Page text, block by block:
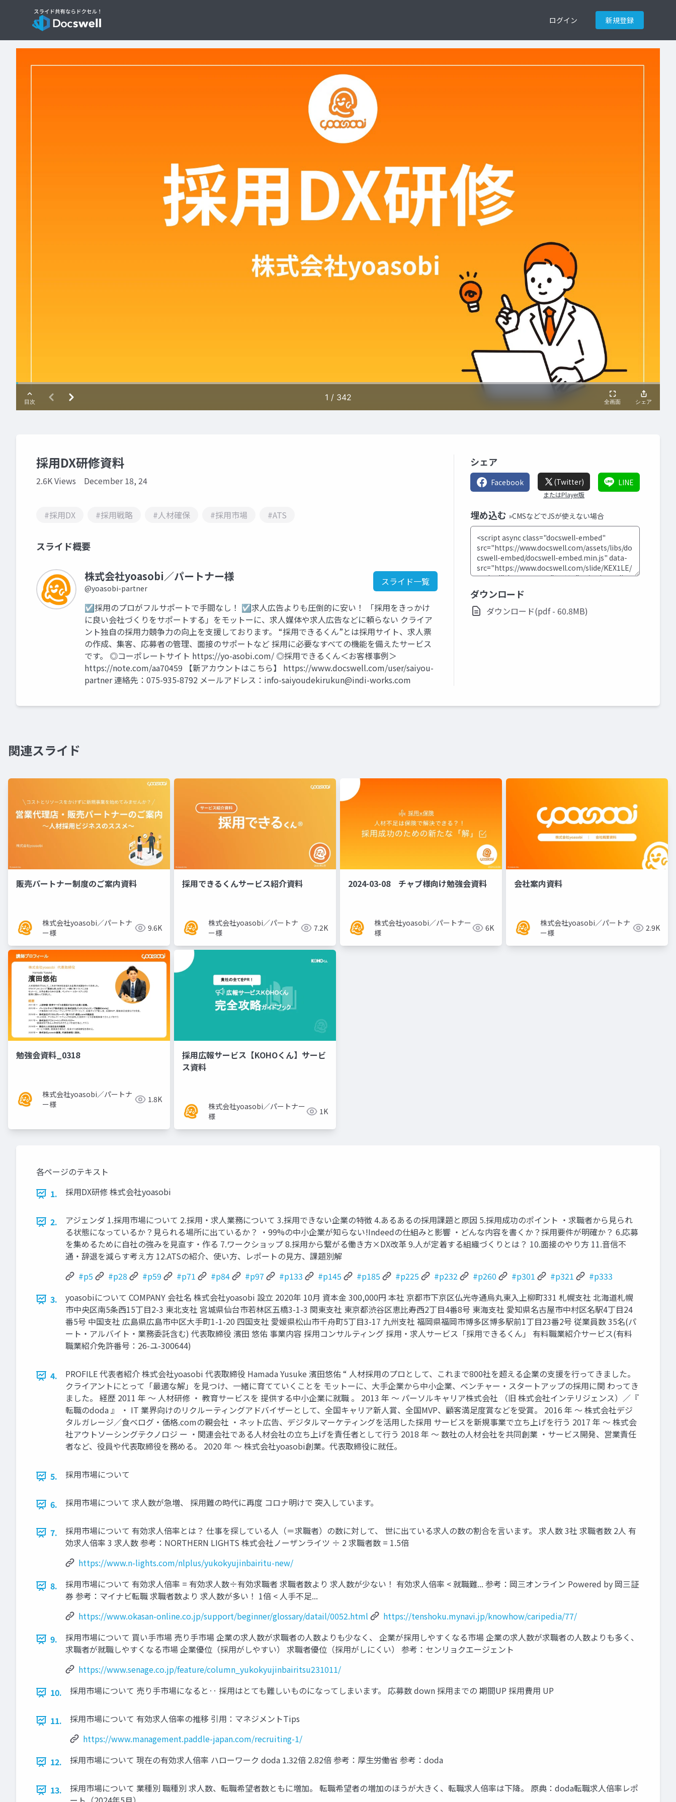
ログイン 新規登録
採用DX研修資料
2.6K Views December 18, 24
#採用DX #採用戦略 #人材確保 #採用市場 #ATS
スライド概要
株式会社yoasobi／パートナー様
@yoasobi-partner
スライド一覧
☑採用のプロがフルサポートで手間なし！ ☑求人広告よりも圧倒的に安い！ 「採用をきっかけ
に良い会社づくりをサポートする」をモットーに、求人媒体や求人広告などに頼らない クライア
ント独自の採用力競争力の向上を支援しております。 “採用できるくん”とは採用サイト、求人票
の作成、集客、応募者の管理、面接のサポートなど 採用に必要なすべての機能を備えたサービス
です。 ◎コーポレートサイト https://yo-asobi.com/ ◎採用できるくん＜お客様事例＞
https://note.com/aa70459 【新アカウントはこちら】 https://www.docswell.com/user/saiyou-
partner 連絡先：075-935-8792 メールアドレス： info-saiyoudekirukun@indi-works.com
シェア
Facebook (Twitter)
またはPlayer版
LINE
埋め込む »CMSなどでJSが使えない場合
ダウンロード
ダウンロード(pdf - 60.8MB)
関連スライド
販売パートナー制度のご案内資料
株式会社yoasobi／パートナ
ー様
9.6K
採用できるくんサービス紹介資料
株式会社yoasobi／パートナ
ー様
7.2K
2024-03-08 チャブ様向け勉強会資料
株式会社yoasobi／パートナー
様
6K
会社案内資料
株式会社yoasobi／パートナ
ー様
2.9K
勉強会資料_0318
株式会社yoasobi／パートナ
ー様
1.8K
採用広報サービス【KOHOくん】サービ
ス資料
株式会社yoasobi／パートナー
様
1K
各ページのテキスト
1.
採⽤DX研修 株式会社yoasobi
2.
アジェンダ 1.採⽤市場について 2.採⽤‧求⼈業務について 3.採⽤できない企業の特徴 4.あるあるの採⽤課題と原因 5.採⽤成功のポイント ‧求職者から⾒られ
る状態になっているか？⾒られる場所に出ているか？ ‧99%の中⼩企業が知らない!Indeedの仕組みと影響 ‧どんな内容を書くか？採⽤要件が明確か？ 6.応募
を集めるために⾃社の強みを⾒直す‧作る 7.ワークショップ 8.採⽤から繋がる働き⽅×DX改⾰ 9.⼈が定着する組織づくりとは？ 10.⾯接のやり⽅ 11.⾳信不
通‧辞退を減らす考え⽅ 12.ATSの紹介、使い⽅、レポートの⾒⽅、課題別解
#p5
#p28 #p59 #p71 #p84 #p97 #p133 #p145 #p185 #p225 #p232 #p260 #p301 #p321
#p333
3.
yoasobiについて COMPANY 会社名 株式会社yoasobi 設⽴ 2020年 10⽉ 資本⾦ 300,000円 本社 京都市下京区仏光寺通烏丸東⼊上柳町331 札幌⽀社 北海道札幌
市中央区南5条⻄15丁⽬2-3 東北⽀社 宮城県仙台市若林区五橋3-1-3 関東⽀社 東京都渋⾕区恵⽐寿⻄2丁⽬4番8号 東海⽀社 愛知県名古屋市中村区名駅4丁⽬24
番5号 中国⽀社 広島県広島市中区⼤⼿町1-1-20 四国⽀社 愛媛県松⼭市千⾈町5丁⽬3-17 九州⽀社 福岡県福岡市博多区博多駅前1丁⽬23番2号 従業員数 35名(パ
ート‧アルバイト‧業務委託含む) 代表取締役 濱⽥ 悠佑 事業内容 採⽤コンサルティング 採⽤‧求⼈サービス「採⽤できるくん」 有料職業紹介サービス(有料
職業紹介免許番号：26-ユ-300644)
4.
PROFILE 代表者紹介 株式会社yoasobi 代表取締役 Hamada Yusuke 濱⽥悠佑 “ ⼈材採⽤のプロとして、これまで800社を超える企業の⽀援を⾏ってきました。
クライアントにとって「最適な解」を⾒つけ、⼀緒に育てていくことを モットーに、⼤⼿企業から中⼩企業、ベンチャー‧スタートアップの採⽤に関 わってき
ました。 経歴 2011 年 〜 ⼈材研修 ‧ 教育サービスを 提供する中⼩企業に就職 。 2013 年 〜 パーソルキャリア株式会社 （旧 株式会社インテリジェンス）∕『
転職のdoda 』 ‧ IT 業界向けのリクルーティングアドバイザーとして、全国キャリア新⼈賞、全国MVP、顧客満⾜度賞などを受賞。 2016 年 〜 株式会社デジ
タルガレージ∕⾷べログ‧価格.comの親会社 ‧ネット広告、デジタルマーケティングを活⽤した採⽤ サービスを新規事業で⽴ち上げを⾏う 2017 年 〜 株式会
社アウトソーシングテクノロジ ー ‧関連会社である⼈材会社の⽴ち上げを責任者として⾏う 2018 年 〜 数社の⼈材会社を共同創業 ‧サービス開発、営業責任
者など、役員や代表取締役を務める。 2020 年 〜 株式会社yoasobi創業。代表取締役に就任。
5. 採⽤市場について
6. 採⽤市場について 求⼈数が急増、 採⽤難の時代に再度 コロナ明けで 突⼊しています。
7.
採⽤市場について 有効求⼈倍率とは？ 仕事を探している⼈（＝求職者）の数に対して、 世に出ている求⼈の数の割合を⾔います。 求⼈数 3社 求職者数 2⼈ 有
効求⼈倍率 3 求⼈数 参考：NORTHERN LIGHTS 株式会社ノーザンライツ ÷ 2 求職者数 = 1.5倍
https://www.n-lights.com/nlplus/yukokyujinbairitu-new/
8.
採⽤市場について 有効求⼈倍率 = 有効求⼈数÷有効求職者 求職者数より 求⼈数が少ない！ 有効求⼈倍率 < 就職難... 参考：岡三オンライン Powered by 岡三証
券 参考：マイナビ転職 求職者数より 求⼈数が多い！ 1倍 < ⼈⼿不⾜...
https://www.okasan-online.co.jp/support/beginner/glossary/datail/0052.html
https://tenshoku.mynavi.jp/knowhow/caripedia/77/
9.
採⽤市場について 買い⼿市場 売り⼿市場 企業の求⼈数が求職者の⼈数よりも少なく、 企業が採⽤しやすくなる市場 企業の求⼈数が求職者の⼈数よりも多く、
求職者が就職しやすくなる市場 企業優位（採⽤がしやすい） 求職者優位（採⽤がしにくい） 参考：センリョクエージェント
https://www.senage.co.jp/feature/column_yukokyujinbairitsu231011/
10.
採⽤市場について 売り⼿市場になると‥ 採⽤はとても難しいものになってしまいます。 応募数 down 採⽤までの 期間UP 採⽤費⽤ UP
11.
採⽤市場について 有効求⼈倍率の推移 引⽤：マネジメントTips
https://www.management.paddle-japan.com/recruiting-1/
12.
採⽤市場について 現在の有効求⼈倍率 ハローワーク doda 1.32倍 2.82倍 参考：厚⽣労働省 参考：doda
13.
採⽤市場について 業種別 職種別 求⼈数、転職希望者数ともに増加。 転職希望者の増加のほうが⼤きく、転職求⼈倍率は下降。 原典：doda転職求⼈倍率レポ